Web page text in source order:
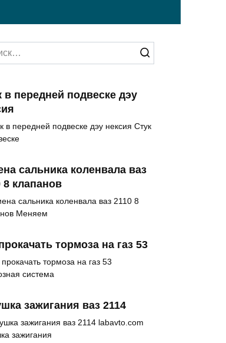
в передней подвеске дэу
в передней подвеске дэу нексия Стук
сальника коленвала ваз
8 клапанов
сальника коленвала ваз 2110 8
Меняем
тормоза на газ 53
тормоза на газ 53
система
зажигания ваз 2114
зажигания ваз 2114 labavto.com
зажигания